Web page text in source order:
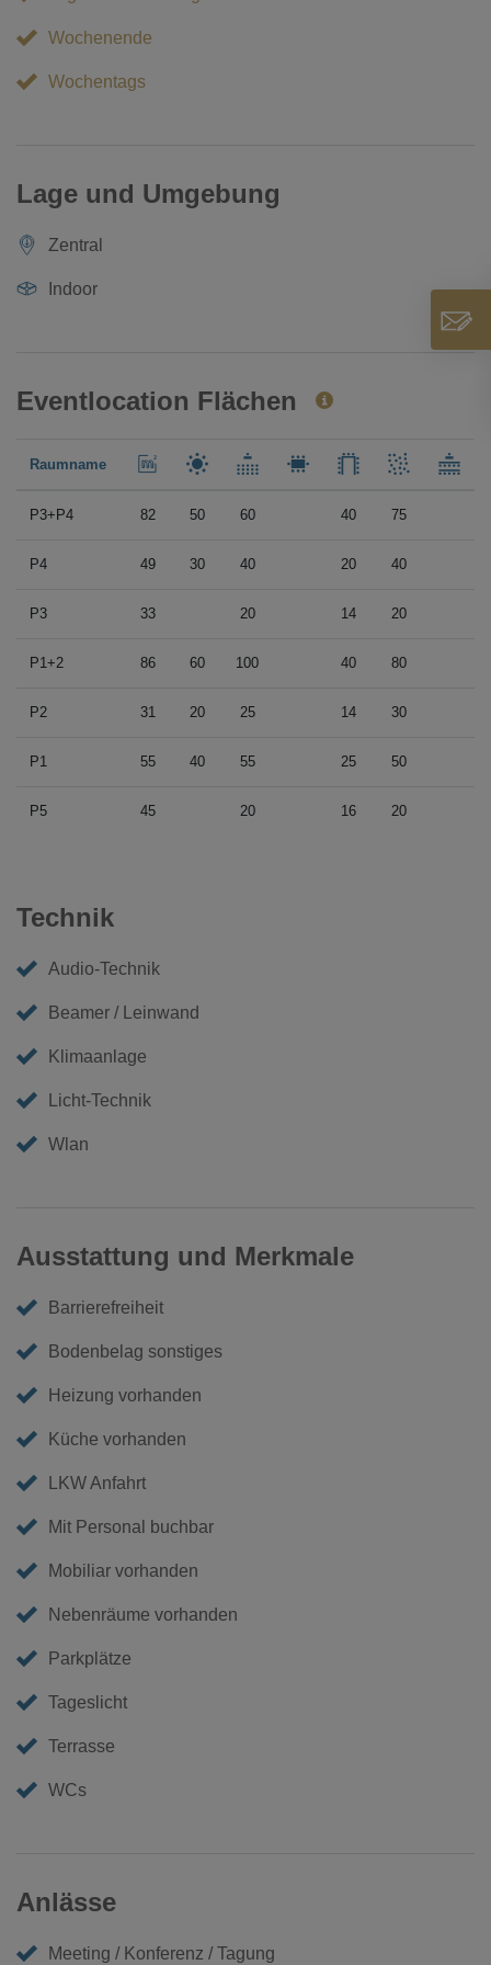
Wochenende
Wochentags
Lage und Umgebung
Zentral
Indoor
Eventlocation Flächen
Raumname
P3+P4 82 50 60 40 75
P4 49 30 40 20 40
P3 33 20 14 20
P1+2 86 60 100 40 80
P2 31 20 25 14 30
P1 55 40 55 25 50
P5 45 20 16 20
Technik
Audio-Technik
Beamer / Leinwand
Klimaanlage
Licht-Technik
Wlan
Ausstattung und Merkmale
Barrierefreiheit
Bodenbelag sonstiges
Heizung vorhanden
Küche vorhanden
LKW Anfahrt
Mit Personal buchbar
Mobiliar vorhanden
Nebenräume vorhanden
Parkplätze
Tageslicht
Terrasse
WCs
Anlässe
Meeting / Konferenz / Tagung